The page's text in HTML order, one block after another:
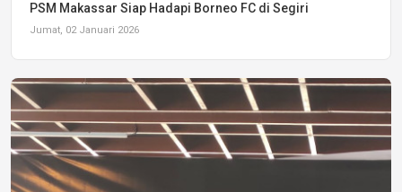
PSM Makassar Siap Hadapi Borneo FC di Segiri
Jumat, 02 Januari 2026